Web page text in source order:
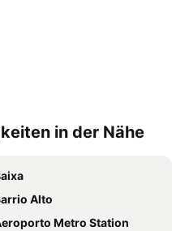
in der Nähe
Alto
Metro Station